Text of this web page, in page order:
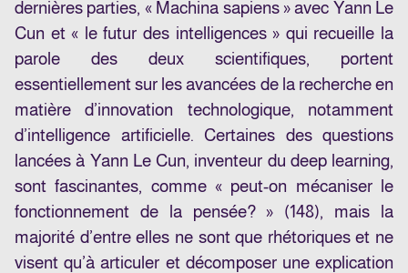
dernières parties, « Machina sapiens » avec Yann Le
Cun et « le futur des intelligences » qui recueille la
parole des deux scientifiques, portent
essentiellement sur les avancées de la recherche en
matière d’innovation technologique, notamment
d’intelligence artificielle. Certaines des questions
lancées à Yann Le Cun, inventeur du deep learning,
sont fascinantes, comme « peut-on mécaniser le
fonctionnement de la pensée? » (148), mais la
majorité d’entre elles ne sont que rhétoriques et ne
visent qu’à articuler et décomposer une explication